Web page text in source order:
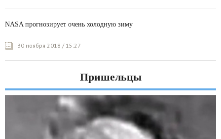
NASA прогнозирует очень холодную зиму
30 ноября 2018 / 15:27
Пришельцы